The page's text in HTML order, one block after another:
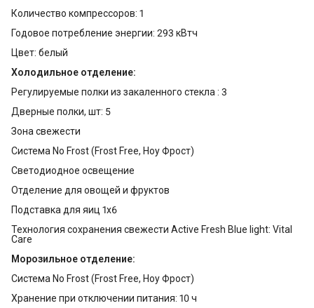
Количество компрессоров: 1
Годовое потребление энергии: 293 кВтч
Цвет: белый
Холодильное отделение:
Регулируемые полки из закаленного стекла : 3
Дверные полки, шт: 5
Зона свежести
Система No Frost (Frost Free, Ноу Фрост)
Светодиодное освещение
Отделение для овощей и фруктов
Подставка для яиц 1x6
Технология сохранения свежести Active Fresh Blue light: Vital
Care
Морозильное отделение:
Система No Frost (Frost Free, Ноу Фрост)
Хранение при отключении питания: 10 ч